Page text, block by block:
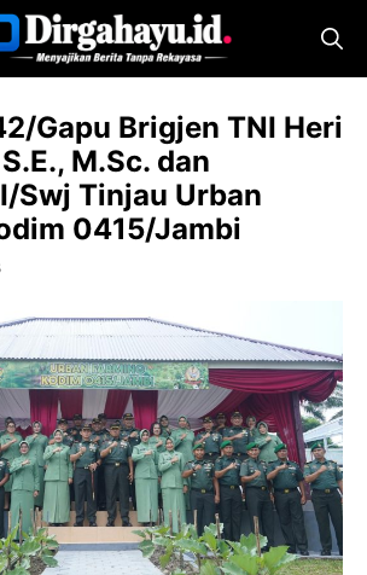
Gapu Brigjen TNI Heri
M.Sc. dan
Swj Tinjau Urban
0415/Jambi